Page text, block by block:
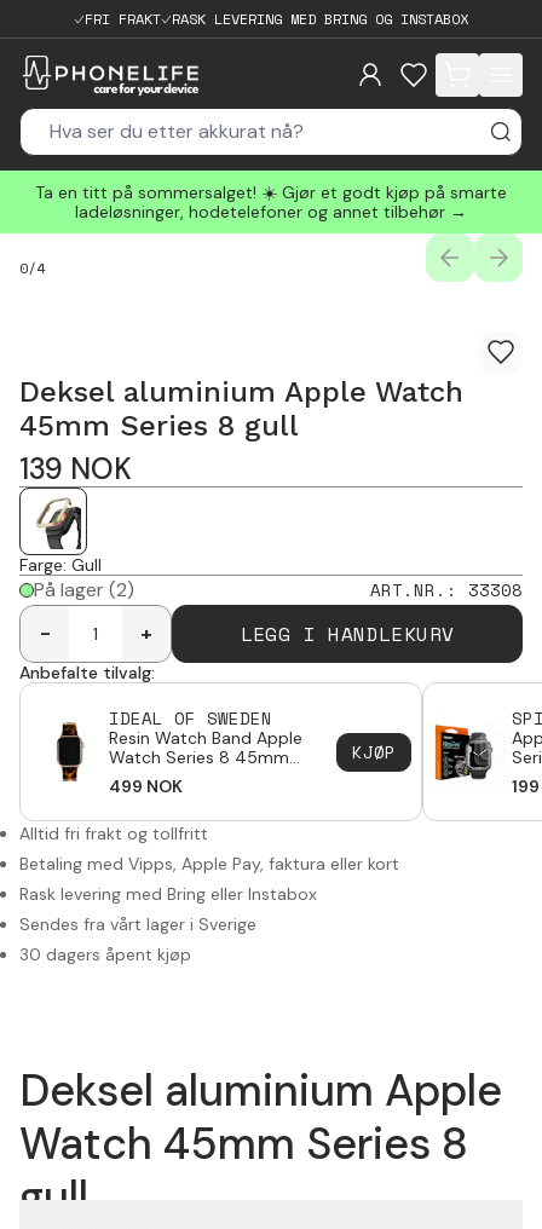
FRI FRAKT RASK LEVERING MED BRING OG INSTABOX
items in cart,
Ta en titt på sommersalget! ☀️ Gjør et godt kjøp på smarte
ladeløsninger, hodetelefoner og annet tilbehør →
0/4
Deksel aluminium Apple Watch
45mm Series 8 gull
139 NOK
Farge: Gull
På lager(2) ART.NR. : 33308
-
+ LEGG I HANDLEKURV
Anbefalte tilvalg:
IDEAL OF SWEDEN
Resin Watch Band Apple
Watch Series 8 45mm
Tortoise
499 NOK
KJØP
199
Alltid fri frakt og tollfritt
Betaling med Vipps, Apple Pay, faktura eller kort
Rask levering med Bring eller Instabox
Sendes fra vårt lager i Sverige
30 dagers åpent kjøp
Deksel aluminium Apple
Watch 45mm Series 8
gull